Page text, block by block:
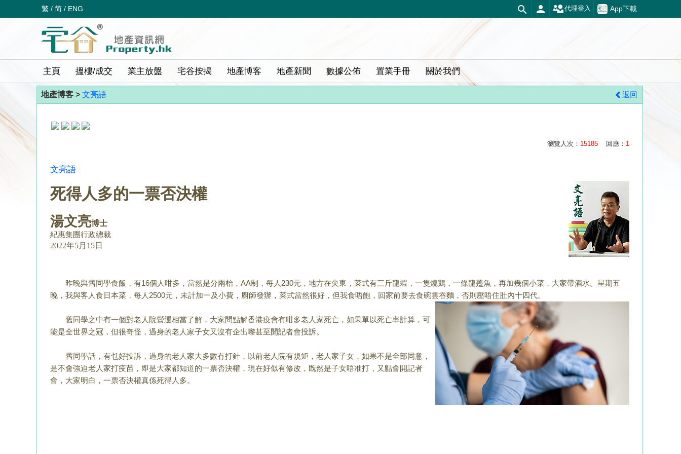
繁 / 简 / ENG App下載
代理登入
主頁 搵樓/成交 業主放盤 宅谷按揭 地產博客 地產新聞 數據公佈 置業手冊 關於我們
地產博客 > 文亮語 返回
瀏覽人次： 15185 回應： 1
文亮語
死得人多的一票否決權
湯文亮博士
紀惠集團行政總裁
2022年5月15日
昨晚與舊同學食飯，有16個人咁多，當然是分兩枱，AA制，每人 230元，地方在尖東，菜式有三斤龍蝦，一隻燒鵝，一條龍躉魚， 再加幾個小菜，大家帶酒水。星期五
晚，我與客人食日本菜， 每人2500元，未計加一及小費，廚師發辦，菜式當然很好， 但我食唔飽，回家前要去食碗雲吞麵，否則壓唔住肚內十四代。
舊同學之中有一個對老人院營運相當了解，大家問點解香港疫會有咁多老人家死亡，如果單以死亡率計算，可
能是全世界之冠， 但很奇怪，過身的老人家子女又沒有企出嚟甚至開記者會投訴。
舊同學話，有乜好投訴，過身的老人家大多數冇打針，以前老人院有規矩，老人家子女，如果不是全部同意，
是不會強迫老人家打疫苗， 即是大家都知道的一票否決權，現在好似有修改， 既然是子女唔准打，又點會開記者
會，大家明白，一票否決權真係死得人多。